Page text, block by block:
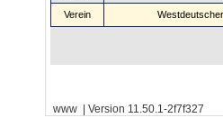
Verein
www | Version 11.50.1-2f7f327